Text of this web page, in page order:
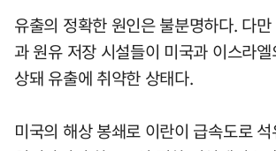
유출의 정확한 원인은 불분명하다. 다
과 원유 저장 시설들이 미국과 이스라
상돼 유출에 취약한 상태다.
미국의 해상 봉쇄로 이란이 급속도로